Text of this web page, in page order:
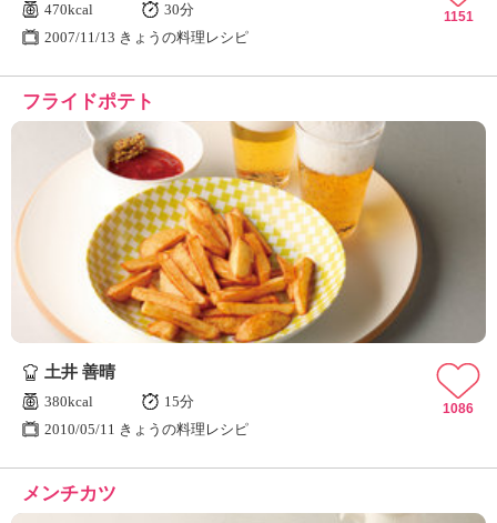
470kcal
30分
2007/11/13 きょうの料理レシピ
1151
フライドポテト
土井 善晴
380kcal
15分
2010/05/11 きょうの料理レシピ
1086
メンチカツ